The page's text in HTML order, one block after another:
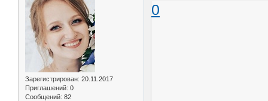
Зарегистрирован: 20.11.2017
Приглашений: 0
Сообщений: 82
0